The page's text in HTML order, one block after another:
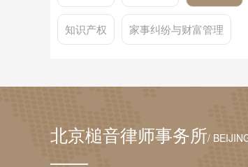
知识产权 家事纠纷与财富管理
北京槌音律师事务所/